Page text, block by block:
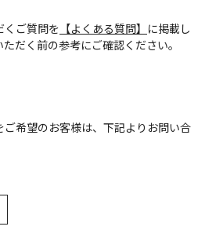
くご質問を 【よくある質問】 に掲載し
だく前の参考にご確認ください。
希望のお客様は、下記よりお問い合